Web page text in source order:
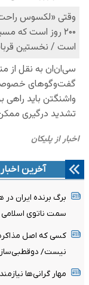
آخرین اخبار
برگ برنده ایران
سمت ناتوی
کسی که اصل مذاکره
نیست/ دوقطبی‌سازی
مهار گرانی‌ها